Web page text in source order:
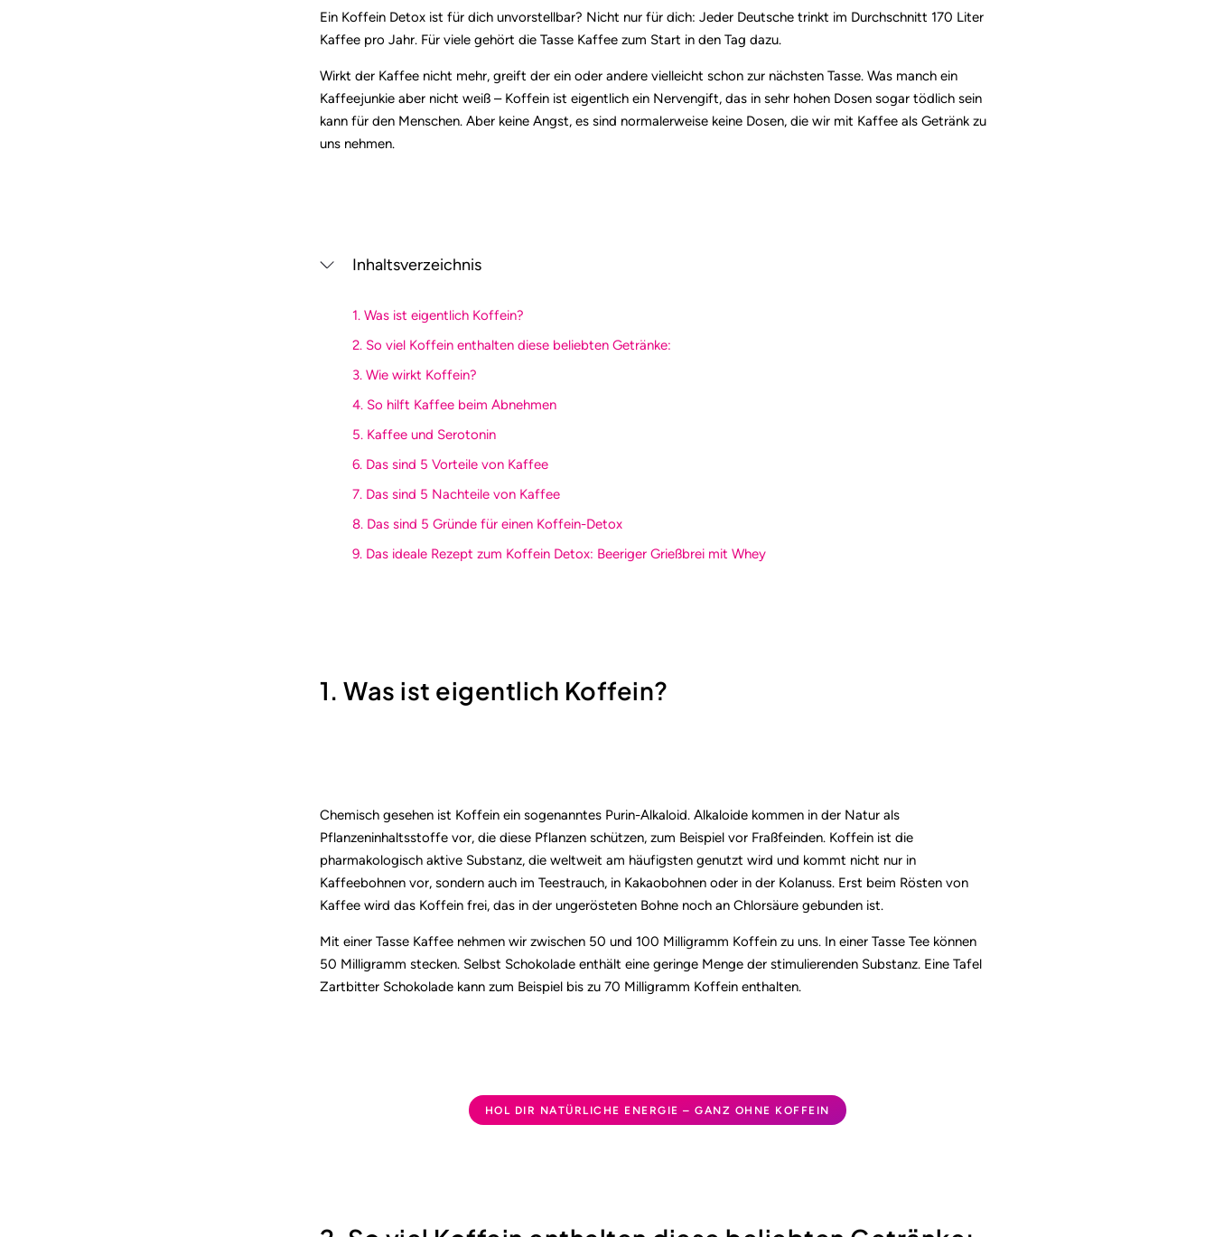
Ein Koffein Detox ist für dich unvorstellbar? Nicht nur für dich: Jeder Deutsche trinkt im Durchschnitt 170 Liter
Kaffee pro Jahr. Für viele gehört die Tasse Kaffee zum Start in den Tag dazu.
Wirkt der Kaffee nicht mehr, greift der ein oder andere vielleicht schon zur nächsten Tasse. Was manch ein
Kaffeejunkie aber nicht weiß – Koffein ist eigentlich ein Nervengift, das in sehr hohen Dosen sogar tödlich sein
kann für den Menschen. Aber keine Angst, es sind normalerweise keine Dosen, die wir mit Kaffee als Getränk zu
uns nehmen.
Inhaltsverzeichnis
1. Was ist eigentlich Koffein?
2. So viel Koffein enthalten diese beliebten Getränke:
3. Wie wirkt Koffein?
4. So hilft Kaffee beim Abnehmen
5. Kaffee und Serotonin
6. Das sind 5 Vorteile von Kaffee
7. Das sind 5 Nachteile von Kaffee
8. Das sind 5 Gründe für einen Koffein-Detox
9. Das ideale Rezept zum Koffein Detox: Beeriger Grießbrei mit Whey
1. Was ist eigentlich Koffein?
Chemisch gesehen ist Koffein ein sogenanntes Purin-Alkaloid. Alkaloide kommen in der Natur als
Pflanzeninhaltsstoffe vor, die diese Pflanzen schützen, zum Beispiel vor Fraßfeinden. Koffein ist die
pharmakologisch aktive Substanz, die weltweit am häufigsten genutzt wird und kommt nicht nur in
Kaffeebohnen vor, sondern auch im Teestrauch, in Kakaobohnen oder in der Kolanuss. Erst beim Rösten von
Kaffee wird das Koffein frei, das in der ungerösteten Bohne noch an Chlorsäure gebunden ist.
Mit einer Tasse Kaffee nehmen wir zwischen 50 und 100 Milligramm Koffein zu uns. In einer Tasse Tee können
50 Milligramm stecken. Selbst Schokolade enthält eine geringe Menge der stimulierenden Substanz. Eine Tafel
Zartbitter Schokolade kann zum Beispiel bis zu 70 Milligramm Koffein enthalten.
HOL DIR NATÜRLICHE ENERGIE – GANZ OHNE KOFFEIN